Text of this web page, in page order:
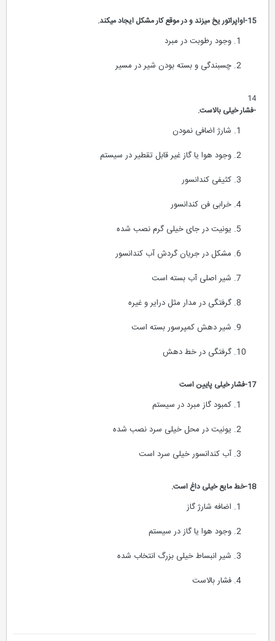
وجود رطوبت در مبرد
چسبندگی و بسته بودن شیر در مسیر
-فشار خیلی بالاست.
شارژ اضافی نمودن
وجود هوا یا گاز غیر قابل تقطیر در سیستم
کثیفی کندانسور
خرابی فن کندانسور
یونیت در جای خیلی گرم نصب شده
مشکل در جریان گردش آب کندانسور
شیر اصلی آب بسته است
گرفتگی در مدار مثل درایر و غیره
شیر دهش کمپرسور بسته است
گرفتگی در خط دهش
کمبود گاز مبرد در سیستم
یونیت در محل خیلی سرد نصب شده
آب کندانسور خیلی سرد است
اضافه شارژ گاز
وجود هوا یا گاز در سیستم
شیر انبساط خیلی بزرگ انتخاب شده
فشار بالاست